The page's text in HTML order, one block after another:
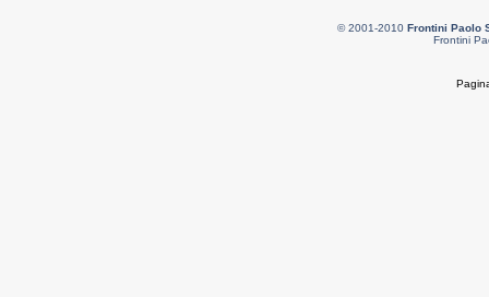
© 2001-2010 Frontini Paolo
Frontini